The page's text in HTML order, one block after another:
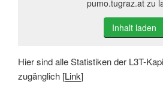
pumo.tugraz.at zu
Inhalt laden
Hier sind alle Statistiken der L3T-
zugänglich [Link]